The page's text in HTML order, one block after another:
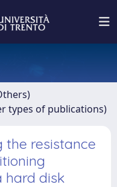
types of publications)
the resistance
hard disk